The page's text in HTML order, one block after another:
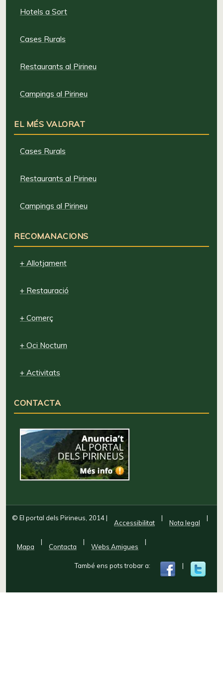
Hotels a Sort
Cases Rurals
Restaurants al Pirineu
Campings al Pirineu
EL MÉS VALORAT
Cases Rurals
Restaurants al Pirineu
Campings al Pirineu
RECOMANACIONS
+ Allotjament
+ Restauració
+ Comerç
+ Oci Nocturn
+ Activitats
CONTACTA
© El portal dels Pirineus, 2014|
Accessibilitat
|
Nota legal
|
Mapa
|
Contacta
|
Webs Amigues
|
També ens pots trobar a: |